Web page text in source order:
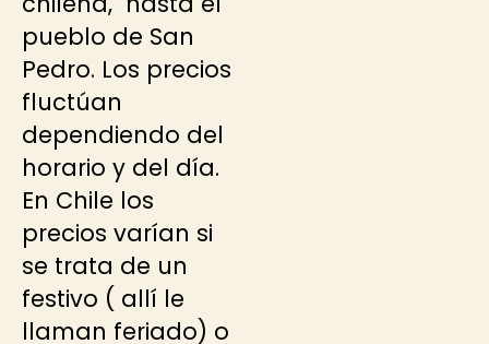
pueblo de San
Pedro. Los precios
fluctúan
dependiendo del
horario y del día.
En Chile los
precios varían si
se trata de un
festivo ( allí le
llaman feriado) o